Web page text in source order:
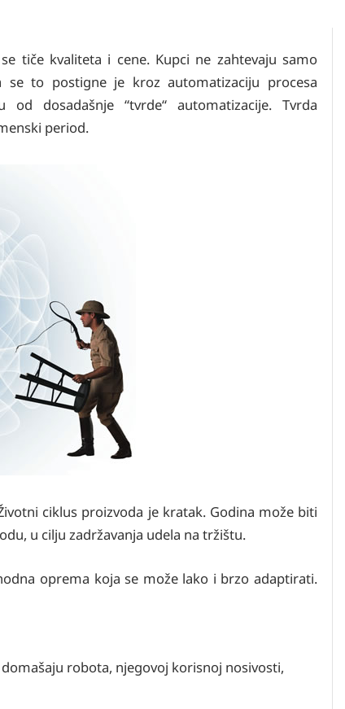
tiče kvaliteta i cene. Kupci ne zahtevaju samo
to postigne je kroz automatizaciju procesa
dosadašnje “tvrde“ automatizacije. Tvrda
period.
ciklus proizvoda je kratak. Godina može biti
u cilju zadržavanja udela na tržištu.
oprema koja se može lako i brzo adaptirati.
robota, njegovoj korisnoj nosivosti,